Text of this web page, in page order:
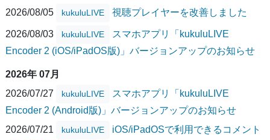
2026/08/05
kukuluLIVE 視聴プレイヤーを改善しました
2026/08/03 kukuluLIVE
スマホアプリ「kukuluLIVE
Encoder 2 (iOS/iPadOS版)」バージョンアップのお知らせ
2026年 07月
2026/07/27
kukuluLIVE
スマホアプリ「kukuluLIVE
Encoder 2 (Android版)」バージョンアップのお知らせ
2026/07/21
kukuluLIVE
iOS/iPadOSで利用できるコメント